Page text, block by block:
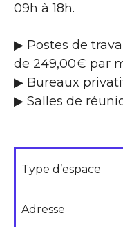
09h à 18h.
▶ Postes de
de 249,00€ par
▶ Bureaux
▶ Salles de
Type d’espace
Adresse